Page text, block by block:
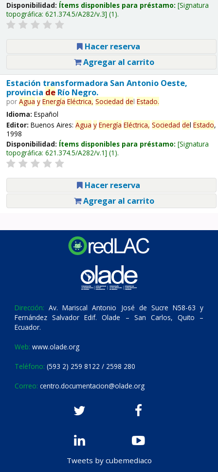
Disponibilidad: Ítems disponibles para préstamo: Signatura
topográfica: 621.374.5/A282/v.3 (1).
Hacer reserva
Agregar al carrito
Estación transformadora San Antonio Oeste,
provincia deRío Negro.
por Agua y Energía Eléctrica, Sociedad del Estado.
Idioma: Español
Editor: Buenos Aires: Agua y Energía Eléctrica, Sociedad del Estado,
1998
Disponibilidad: Ítems disponibles para préstamo: Signatura
topográfica: 621.374.5/A282/v.1 (1).
Hacer reserva
Agregar al carrito
Dirección: Av. Mariscal Antonio José de Sucre N58-63 y
Fernández Salvador Edif. Olade – San Carlos, Quito –
Ecuador.
Web: www.olade.org
Teléfono: (593 2) 259 8122 / 2598 280
Correo: centro.documentacion@olade.org
Tweets by cubemediaco